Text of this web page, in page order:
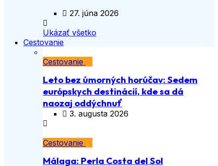
27. júna 2026
Ukázať všetko
Cestovanie
Cestovanie
Leto bez úmorných horúčav: Sedem
európskych destinácií, kde sa dá
naozaj oddýchnuť
3. augusta 2026
Cestovanie
Málaga: Perla Costa del Sol